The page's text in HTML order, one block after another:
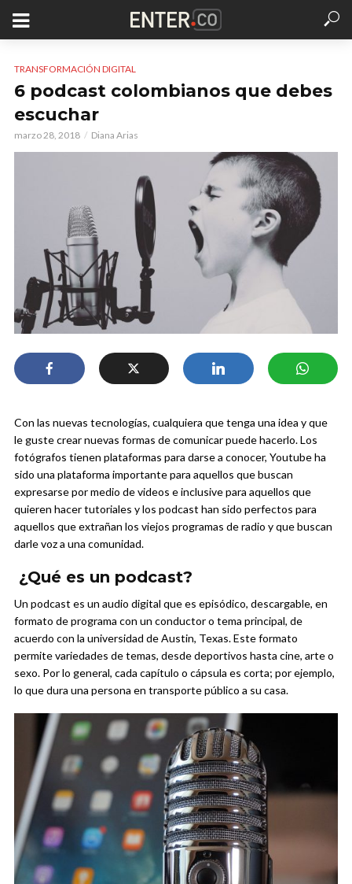
TRANSFORMACIÓN DIGITAL
6 podcast colombianos que debes
escuchar
marzo 28, 2018 Diana Arias
Con las nuevas tecnologías, cualquiera que tenga una idea y que
le guste crear nuevas formas de comunicar puede hacerlo. Los
fotógrafos tienen plataformas para darse a conocer, Youtube ha
sido una plataforma importante para aquellos que buscan
expresarse por medio de videos e inclusive para aquellos que
quieren hacer tutoriales y los podcast han sido perfectos para
aquellos que extrañan los viejos programas de radio y que buscan
darle voz a una comunidad.
¿Qué es un podcast?
Un podcast es un audio digital que es episódico, descargable, en
formato de programa con un conductor o tema principal, de
acuerdo con la universidad de Austin, Texas. Este formato
permite variedades de temas, desde deportivos hasta cine, arte o
sexo. Por lo general, cada capítulo o cápsula es corta; por ejemplo,
lo que dura una persona en transporte público a su casa.